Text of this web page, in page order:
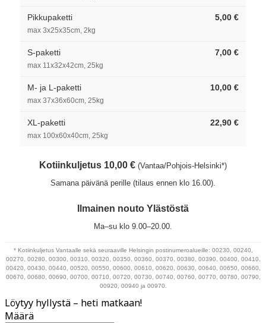
Pikkupaketti
max 3x25x35cm, 2kg
5,00 €
S-paketti
max 11x32x42cm, 25kg
7,00 €
M- ja L-paketti
max 37x36x60cm, 25kg
10,00 €
XL-paketti
max 100x60x40cm, 25kg
22,90 €
Kotiinkuljetus 10,00 € (Vantaa/Pohjois-Helsinki*)
Samana päivänä perille (tilaus ennen klo 16.00).
Ilmainen nouto Ylästöstä
Ma–su klo 9.00–20.00.
* Kotiinkuljetus Vantaalle sekä seuraaville Helsingin postinumeroalueille: 00230, 00240,
00270, 00280, 00300, 00310, 00320, 00350, 00360, 00370, 00380, 00390, 00400, 00410,
00420, 00430, 00440, 00520, 00550, 00600, 00610, 00620, 00630, 00640, 00650, 00660,
00670, 00680, 00690, 00700, 00710, 00720, 00730, 00740, 00760, 00770, 00780, 00790,
00920, 00940 ja 00970.
Löytyy hyllystä – heti matkaan!
Määrä